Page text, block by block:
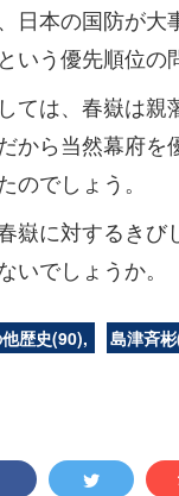
日本の国防が大
いう優先順位の
ては、春嶽は親
から当然幕府を
のでしょう。
嶽に対するきび
いでしょうか。
歴史(90) 島津斉彬